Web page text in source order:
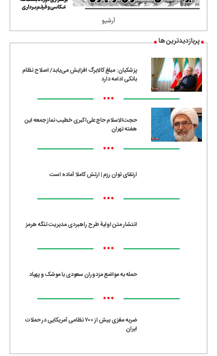
آرشیو
پربازدیدترین ها
پزشکیان: مبلغ کالابرگ افزایش می‌یابد/ اصلاح نظام
بانکی ادامه دارد
•••
حجت‌الاسلام حاج‌علی‌اکبری خطیب نماز جمعه این
هفته تهران
•••
ارتقای توان رزم | ارتش کاملا آماده است
•••
انتشار متن اولیۀ طرح راهبردی مدیریت تنگه هرمز
•••
حمله به مواضع مزدوران سعودی با موشک و پهپاد
•••
ضربه مغزی بیش از ۷۰۰ نظامی آمریکایی در حملات
ایران